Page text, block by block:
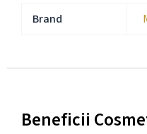
Brand
Beneficii